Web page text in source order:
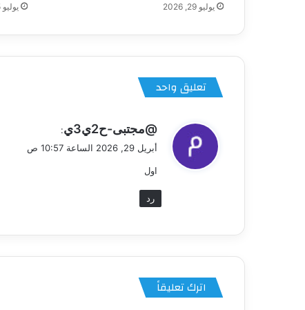
يوليو 29, 2026 يوليو 25, 2026
تعليق واحد
ي
ق
ل
@مجتبى-ح2ي3ي
:
أبريل 29, 2026 الساعة 10:57 ص
اول
رد
اترك تعليقاً